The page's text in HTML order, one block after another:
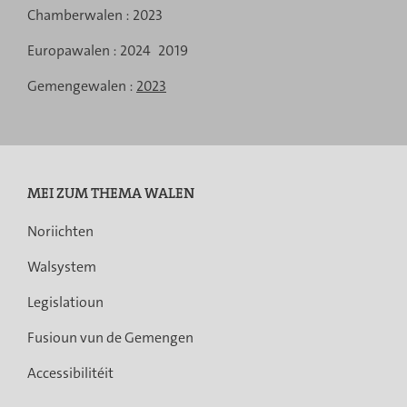
Menu
de
navigation
Chamberwalen : 2023
Europawalen : 2024 2019
Gemengewalen : 2023
MEI ZUM THEMA WALEN
Noriichten
Walsystem
Legislatioun
Fusioun vun de Gemengen
Accessibilitéit